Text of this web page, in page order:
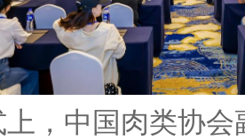
中国肉类协会